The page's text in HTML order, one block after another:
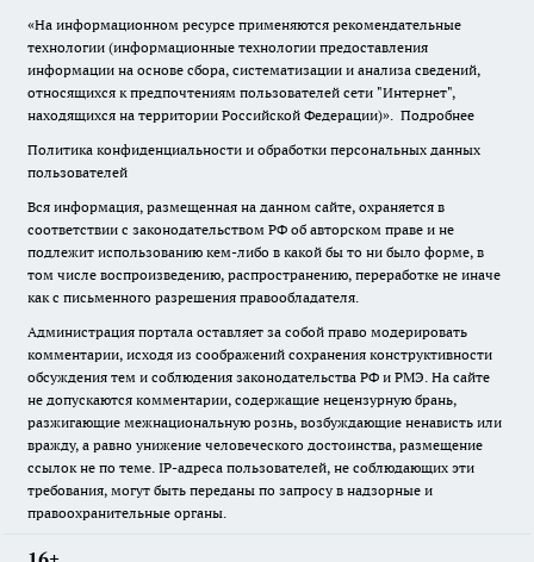
«На информационном ресурсе применяются рекомендательные
технологии (информационные технологии предоставления
информации на основе сбора, систематизации и анализа сведений,
относящихся к предпочтениям пользователей сети "Интернет",
находящихся на территории Российской Федерации)». Подробнее
Политика конфиденциальности и обработки персональных данных
пользователей
Вся информация, размещенная на данном сайте, охраняется в
соответствии с законодательством РФ об авторском праве и не
подлежит использованию кем-либо в какой бы то ни было форме, в
том числе воспроизведению, распространению, переработке не иначе
как с письменного разрешения правообладателя.
Администрация портала оставляет за собой право модерировать
комментарии, исходя из соображений сохранения конструктивности
обсуждения тем и соблюдения законодательства РФ и РМЭ. На сайте
не допускаются комментарии, содержащие нецензурную брань,
разжигающие межнациональную рознь, возбуждающие ненависть или
вражду, а равно унижение человеческого достоинства, размещение
ссылок не по теме. IP-адреса пользователей, не соблюдающих эти
требования, могут быть переданы по запросу в надзорные и
правоохранительные органы.